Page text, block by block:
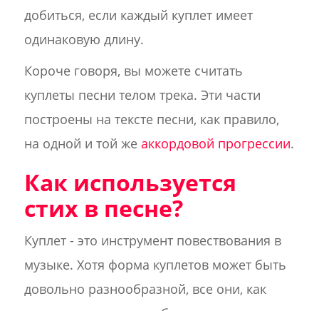
добиться, если каждый куплет имеет
одинаковую длину.
Короче говоря, вы можете считать
куплеты песни телом трека. Эти части
построены на тексте песни, как правило,
на одной и той же аккордовой прогрессии.
Как используется
стих в песне?
Куплет - это инструмент повествования в
музыке. Хотя форма куплетов может быть
довольно разнообразной, все они, как